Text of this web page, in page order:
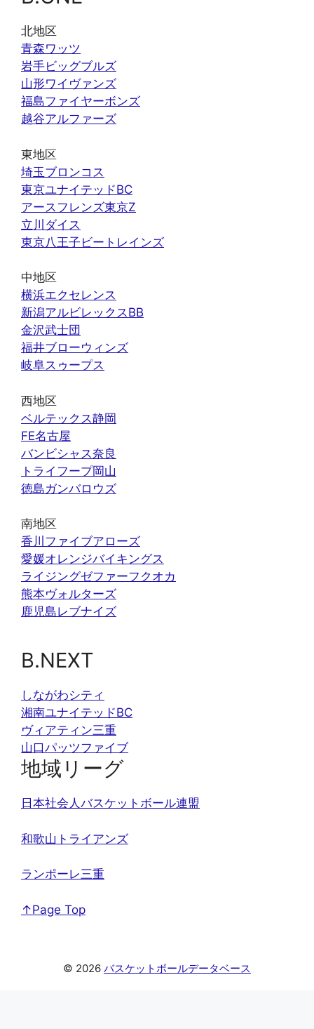
北地区
青森ワッツ
岩手ビッグブルズ
山形ワイヴァンズ
福島ファイヤーボンズ
越谷アルファーズ
東地区
埼玉ブロンコス
東京ユナイテッドBC
アースフレンズ東京Z
立川ダイス
東京八王子ビートレインズ
中地区
横浜エクセレンス
新潟アルビレックスBB
金沢武士団
福井ブローウィンズ
岐阜スゥープス
西地区
ベルテックス静岡
FE名古屋
バンビシャス奈良
トライフープ岡山
徳島ガンバロウズ
南地区
香川ファイブアローズ
愛媛オレンジバイキングス
ライジングゼファーフクオカ
熊本ヴォルターズ
鹿児島レブナイズ
B.NEXT
しながわシティ
湘南ユナイテッドBC
ヴィアティン三重
山口パッツファイブ
地域リーグ
日本社会人バスケットボール連盟
和歌山トライアンズ
ランポーレ三重
↑Page Top
© 2026 バスケットボールデータベース